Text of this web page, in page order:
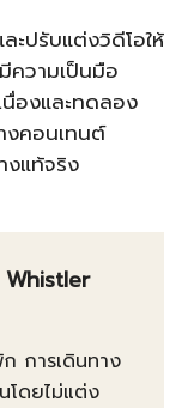
ะปรับแต่งวิดีโอให้
ความเป็นมือ
องและทดลอง
งคอนเทนต์
แท้จริง
ก การเดินทาง
โดยไม่แต่ง